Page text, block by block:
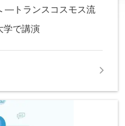
―トランスコスモス流
学で講演